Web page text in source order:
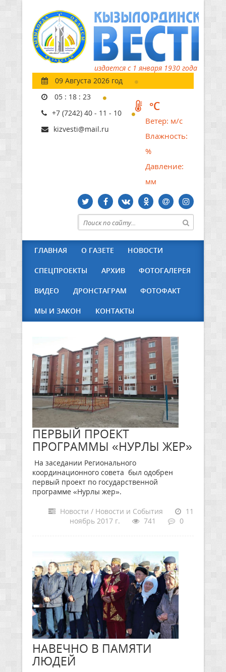
издается с 1 января 1930 года
09 Августа 2026 год
05 : 18 : 24
+7 (7242) 40 - 11 - 10
kizvesti@mail.ru
°C
Ветер: м/с
Влажность:
%
Давление:
мм
ГЛАВНАЯ О ГАЗЕТЕ НОВОСТИ
СПЕЦПРОЕКТЫ АРХИВ ФОТОГАЛЕРЕЯ
ВИДЕО ДРОНСТАГРАМ ФОТОФАКТ
МЫ И ЗАКОН КОНТАКТЫ
ПЕРВЫЙ ПРОЕКТ
ПРОГРАММЫ «НУРЛЫ ЖЕР»
На заседании Регионального
координационного совета был одобрен
первый проект по государственной
программе «Нурлы жер».
Новости / Новости и События
11
ноябрь 2017 г.
741 0
НАВЕЧНО В ПАМЯТИ
ЛЮДЕЙ